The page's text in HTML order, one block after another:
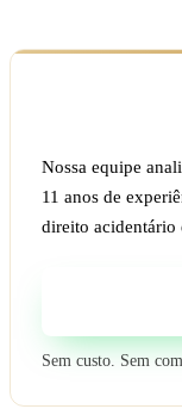
Nossa equipe
11 anos de
direito acidentário
Sem custo. Sem